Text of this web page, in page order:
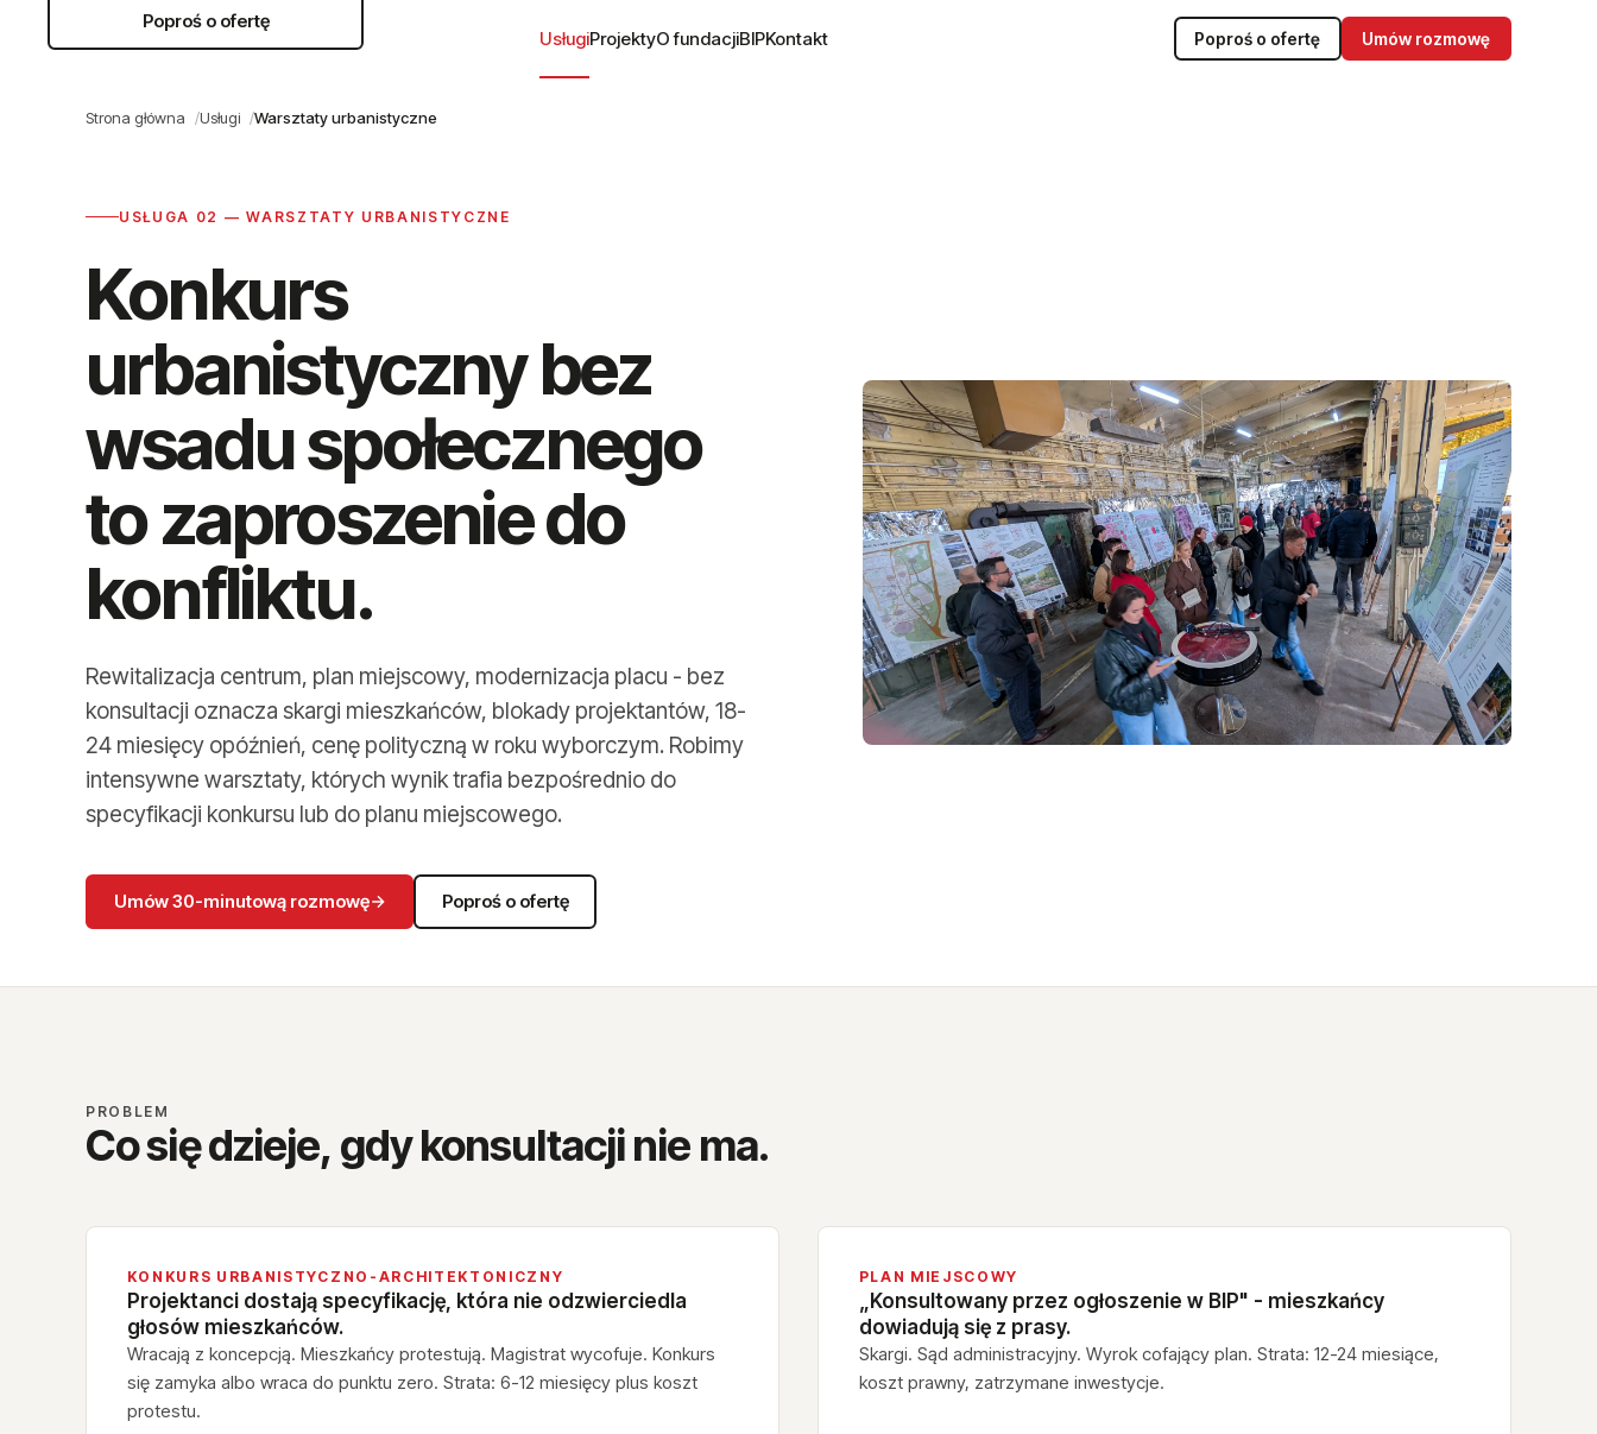
NAPRAW
MIASTO
UsługiProjektyO fundacjiBIPKontakt Poproś o ofertę Umów rozmowę
Poproś o ofertę
Strona główna Usługi Warsztaty urbanistyczne
USŁUGA 02 — WARSZTATY URBANISTYCZNE
Konkurs
urbanistyczny bez
wsadu społecznego
to zaproszenie do
konfliktu.
Rewitalizacja centrum, plan miejscowy, modernizacja placu - bez
konsultacji oznacza skargi mieszkańców, blokady projektantów, 18-
24 miesięcy opóźnień, cenę polityczną w roku wyborczym. Robimy
intensywne warsztaty, których wynik trafia bezpośrednio do
specyfikacji konkursu lub do planu miejscowego.
Umów 30-minutową rozmowę Poproś o ofertę
PROBLEM
Co się dzieje, gdy konsultacji nie ma.
KONKURS URBANISTYCZNO-ARCHITEKTONICZNY
Projektanci dostają specyfikację, która nie odzwierciedla
głosów mieszkańców.
Wracają z koncepcją. Mieszkańcy protestują. Magistrat wycofuje. Konkurs
się zamyka albo wraca do punktu zero. Strata: 6-12 miesięcy plus koszt
protestu.
PLAN MIEJSCOWY
„Konsultowany przez ogłoszenie w BIP" - mieszkańcy
dowiadują się z prasy.
Skargi. Sąd administracyjny. Wyrok cofający plan. Strata: 12-24 miesiące,
koszt prawny, zatrzymane inwestycje.